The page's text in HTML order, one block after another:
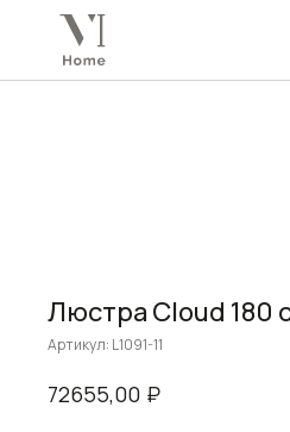
Люстра Cloud 180
Артикул: L1091-11
72655,00 ₽